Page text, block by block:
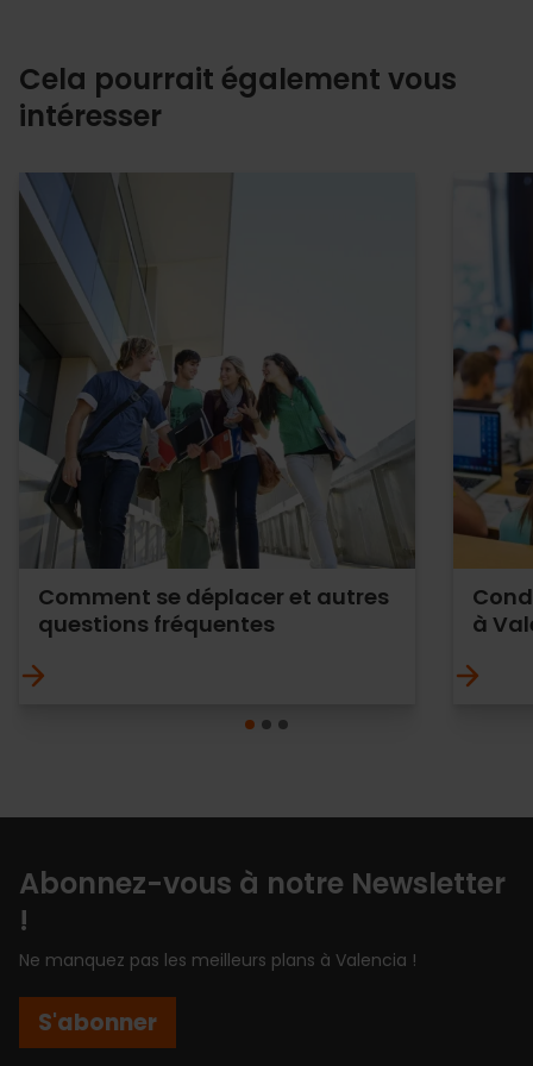
Cela pourrait également vous
intéresser
Comment se déplacer et autres
questions fréquentes
à
Abonnez-vous à notre Newsletter
!
Ne manquez pas les meilleurs plans à Valencia !
S'abonner